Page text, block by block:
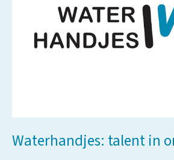
Waterhandjes: talent in